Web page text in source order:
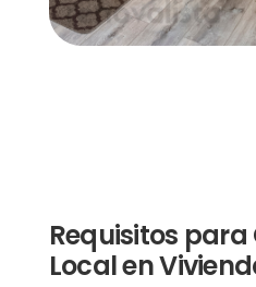
Requisitos
Local en